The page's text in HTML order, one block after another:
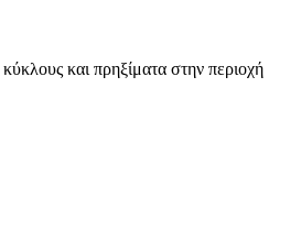
και πρηξίματα στην περιοχή